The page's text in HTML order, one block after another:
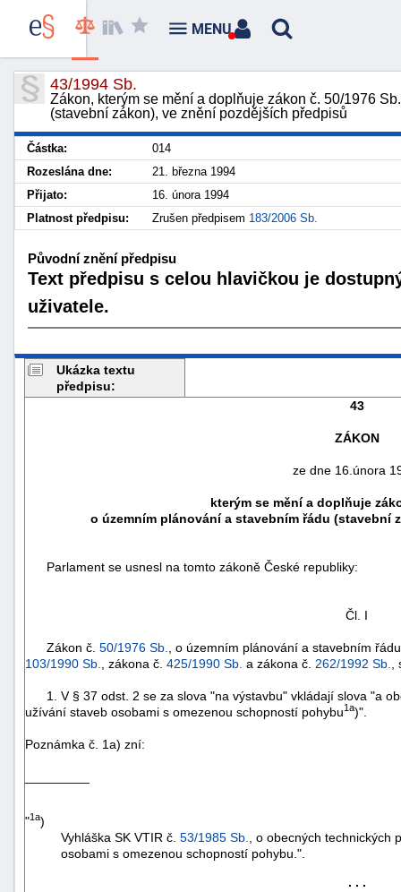
43/1994 Sb.
Zákon, kterým se mění a doplňuje zákon č. 50/1976
(stavební zákon), ve znění pozdějších předpisů
Částka:
014
Rozeslána dne:
21. března 1994
Přijato:
16. února 1994
Platnost předpisu:
Zrušen předpisem 183/2006 Sb.
Původní znění předpisu
Text předpisu s celou hlavičkou je
uživatele.
Ukázka textu
předpisu:
43
ZÁKON
ze dne 16.února
kterým se mění a doplňuje
o územním plánování a stavebním řádu (stavební
Parlament se usnesl na tomto zákoně České republiky:
Čl. I
Zákon č. 50/1976 Sb.
, o územním plánování a stavebním
103/1990 Sb.
, zákona č. 425/1990 Sb. a zákona č. 262/1992 Sb.
1. V § 37 odst. 2 se za slova "na výstavbu" vkládají slova "a
užívání staveb osobami s omezenou schopností pohybu1a)".
Poznámka č. 1a) zní:
"1a)
Vyhláška SK VTIR č. 53/1985 Sb.
, o obecných
osobami s omezenou schopností pohybu.".
. . .
MENU
náhrady